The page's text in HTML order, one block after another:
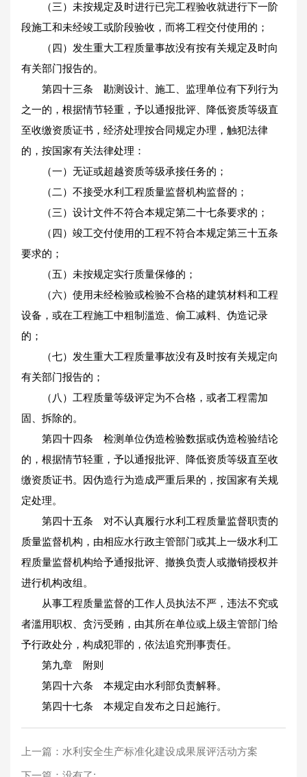
（三）未按规定及时进行已完工程验收就进行下一阶
段施工和未经竣工或阶段验收，而将工程交付使用的；
（四）发生重大工程质量事故没有按有关规定及时向
有关部门报告的。
第四十三条 勘测设计、施工、监理单位有下列行为
之一的，根据情节轻重，予以通报批评、降低资质等级直
至收缴资质证书，经济处理按合同规定办理，触犯法律
的，按国家有关法律处理：
（一）无证或超越资质等级承接任务的；
（二）不接受水利工程质量监督机构监督的；
（三）设计文件不符合本规定第二十七条要求的；
（四）竣工交付使用的工程不符合本规定第三十五条
要求的；
（五）未按规定实行质量保修的；
（六）使用未经检验或检验不合格的建筑材料和工程
设备，或在工程施工中粗制滥造、偷工减料、伪造记录
的；
（七）发生重大工程质量事故没有及时按有关规定向
有关部门报告的；
（八）工程质量等级评定为不合格，或者工程需加
固、拆除的。
第四十四条 检测单位伪造检验数据或伪造检验结论
的，根据情节轻重，予以通报批评、降低资质等级直至收
缴资质证书。因伪造行为造成严重后果的，按国家有关规
定处理。
第四十五条 对不认真履行水利工程质量监督职责的
质量监督机构，由相应水行政主管部门或其上一级水利工
程质量监督机构给予通报批评、撤换负责人或撤销授权并
进行机构改组。
从事工程质量监督的工作人员执法不严，违法不究或
者滥用职权、贪污受贿，由其所在单位或上级主管部门给
予行政处分，构成犯罪的，依法追究刑事责任。
第九章 附则
第四十六条 本规定由水利部负责解释。
第四十七条 本规定自发布之日起施行。
上一篇： 水利安全生产标准化建设成果展评活动方案